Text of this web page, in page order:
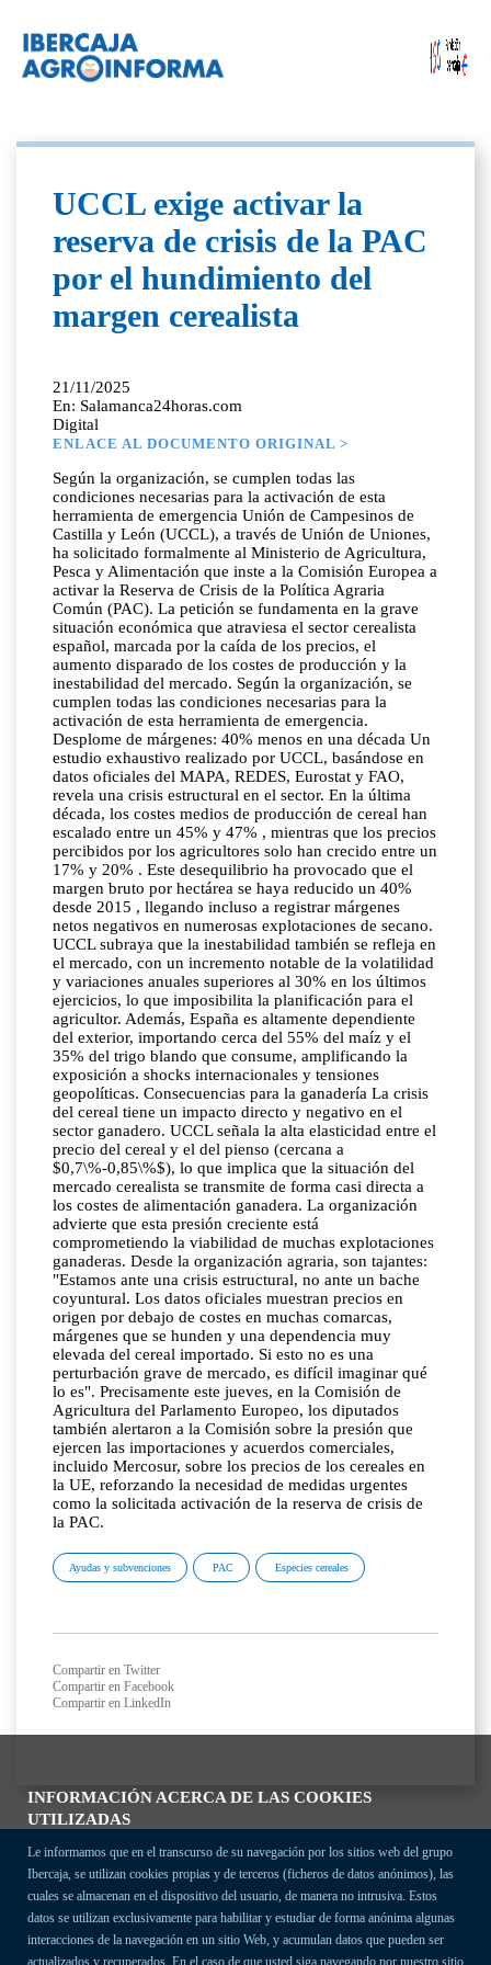
INFORMACIÓN ACERCA DE LAS COOKIES
UTILIZADAS
Le informamos que en el transcurso de su navegación por los sitios web del grupo
Ibercaja, se utilizan cookies propias y de terceros (ficheros de datos anónimos), las
cuales se almacenan en el dispositivo del usuario, de manera no intrusiva. Estos
datos se utilizan exclusivamente para habilitar y estudiar de forma anónima algunas
interacciones de la navegación en un sitio Web, y acumulan datos que pueden ser
actualizados y recuperados. En el caso de que usted siga navegando por nuestro sitio
UCCL exige activar la
reserva de crisis de la PAC
por el hundimiento del
margen cerealista
21/11/2025
En: Salamanca24horas.com
Digital
ENLACE AL DOCUMENTO ORIGINAL >
Según la organización, se cumplen todas las
condiciones necesarias para la activación de esta
herramienta de emergencia Unión de Campesinos de
Castilla y León (UCCL), a través de Unión de Uniones,
ha solicitado formalmente al Ministerio de Agricultura,
Pesca y Alimentación que inste a la Comisión Europea a
activar la Reserva de Crisis de la Política Agraria
Común (PAC). La petición se fundamenta en la grave
situación económica que atraviesa el sector cerealista
español, marcada por la caída de los precios, el
aumento disparado de los costes de producción y la
inestabilidad del mercado. Según la organización, se
cumplen todas las condiciones necesarias para la
activación de esta herramienta de emergencia.
Desplome de márgenes: 40% menos en una década Un
estudio exhaustivo realizado por UCCL, basándose en
datos oficiales del MAPA, REDES, Eurostat y FAO,
revela una crisis estructural en el sector. En la última
década, los costes medios de producción de cereal han
escalado entre un 45% y 47% , mientras que los precios
percibidos por los agricultores solo han crecido entre un
17% y 20% . Este desequilibrio ha provocado que el
margen bruto por hectárea se haya reducido un 40%
desde 2015 , llegando incluso a registrar márgenes
netos negativos en numerosas explotaciones de secano.
UCCL subraya que la inestabilidad también se refleja en
el mercado, con un incremento notable de la volatilidad
y variaciones anuales superiores al 30% en los últimos
ejercicios, lo que imposibilita la planificación para el
agricultor. Además, España es altamente dependiente
del exterior, importando cerca del 55% del maíz y el
35% del trigo blando que consume, amplificando la
exposición a shocks internacionales y tensiones
geopolíticas. Consecuencias para la ganadería La crisis
del cereal tiene un impacto directo y negativo en el
sector ganadero. UCCL señala la alta elasticidad entre el
precio del cereal y el del pienso (cercana a
$0,7\%-0,85\%$), lo que implica que la situación del
mercado cerealista se transmite de forma casi directa a
los costes de alimentación ganadera. La organización
advierte que esta presión creciente está
comprometiendo la viabilidad de muchas explotaciones
ganaderas. Desde la organización agraria, son tajantes:
"Estamos ante una crisis estructural, no ante un bache
coyuntural. Los datos oficiales muestran precios en
origen por debajo de costes en muchas comarcas,
márgenes que se hunden y una dependencia muy
elevada del cereal importado. Si esto no es una
perturbación grave de mercado, es difícil imaginar qué
lo es". Precisamente este jueves, en la Comisión de
Agricultura del Parlamento Europeo, los diputados
también alertaron a la Comisión sobre la presión que
ejercen las importaciones y acuerdos comerciales,
incluido Mercosur, sobre los precios de los cereales en
la UE, reforzando la necesidad de medidas urgentes
como la solicitada activación de la reserva de crisis de
la PAC.
Ayudas y subvenciones PAC Especies cereales
Compartir en Twitter
Compartir en Facebook
Compartir en LinkedIn